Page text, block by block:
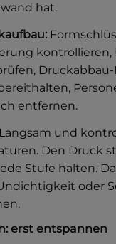
hat.
kontrollieren,
entfernen.
Langsam und
Den Druck
Stufe halten.
oder
erst entspannen